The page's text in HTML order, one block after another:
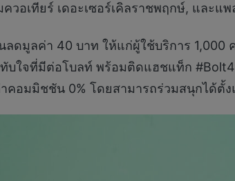
ควอเทียร์ เดอะเซอร์เคิลราชพฤกษ์, และแ
ดมูลค่า 40 บาท ให้แก่ผู้ใช้บริการ 1,000
ทับใจที่มีต่อโบลท์ พร้อมติดแฮชแท็ก
คอมมิชชัน 0% โดยสามารถร่วมสนุกได้ตั้